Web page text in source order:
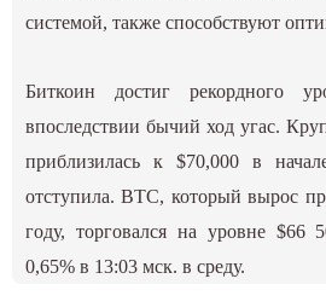
системой, также способствуют
Биткоин достиг рекордного
впоследствии бычий ход угас.
приблизилась к $70,000 в
отступила. BTC, который вырос
году, торговался на уровне
0,65% в 13:03 мск. в среду.